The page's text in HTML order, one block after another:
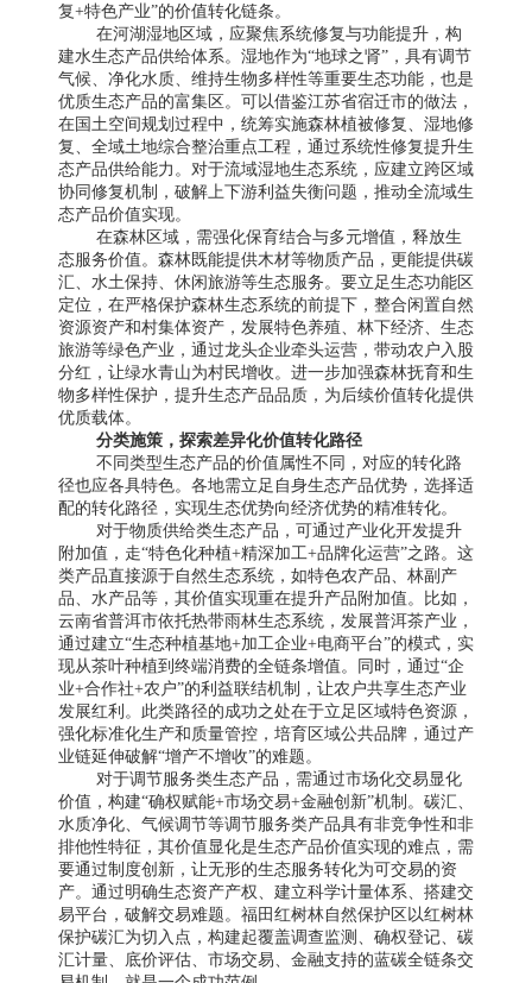
复+特色产业”的价值转化链条。
在河湖湿地区域，应聚焦系统修复与功能提升，构
建水生态产品供给体系。湿地作为“地球之肾”，具有调节
气候、净化水质、维持生物多样性等重要生态功能，也是
优质生态产品的富集区。可以借鉴江苏省宿迁市的做法，
在国土空间规划过程中，统筹实施森林植被修复、湿地修
复、全域土地综合整治重点工程，通过系统性修复提升生
态产品供给能力。对于流域湿地生态系统，应建立跨区域
协同修复机制，破解上下游利益失衡问题，推动全流域生
态产品价值实现。
在森林区域，需强化保育结合与多元增值，释放生
态服务价值。森林既能提供木材等物质产品，更能提供碳
汇、水土保持、休闲旅游等生态服务。要立足生态功能区
定位，在严格保护森林生态系统的前提下，整合闲置自然
资源资产和村集体资产，发展特色养殖、林下经济、生态
旅游等绿色产业，通过龙头企业牵头运营，带动农户入股
分红，让绿水青山为村民增收。进一步加强森林抚育和生
物多样性保护，提升生态产品品质，为后续价值转化提供
优质载体。
分类施策，探索差异化价值转化路径
不同类型生态产品的价值属性不同，对应的转化路
径也应各具特色。各地需立足自身生态产品优势，选择适
配的转化路径，实现生态优势向经济优势的精准转化。
对于物质供给类生态产品，可通过产业化开发提升
附加值，走“特色化种植+精深加工+品牌化运营”之路。这
类产品直接源于自然生态系统，如特色农产品、林副产
品、水产品等，其价值实现重在提升产品附加值。比如，
云南省普洱市依托热带雨林生态系统，发展普洱茶产业，
通过建立“生态种植基地+加工企业+电商平台”的模式，实
现从茶叶种植到终端消费的全链条增值。同时，通过“企
业+合作社+农户”的利益联结机制，让农户共享生态产业
发展红利。此类路径的成功之处在于立足区域特色资源，
强化标准化生产和质量管控，培育区域公共品牌，通过产
业链延伸破解“增产不增收”的难题。
对于调节服务类生态产品，需通过市场化交易显化
价值，构建“确权赋能+市场交易+金融创新”机制。碳汇、
水质净化、气候调节等调节服务类产品具有非竞争性和非
排他性特征，其价值显化是生态产品价值实现的难点，需
要通过制度创新，让无形的生态服务转化为可交易的资
产。通过明确生态资产产权、建立科学计量体系、搭建交
易平台，破解交易难题。福田红树林自然保护区以红树林
保护碳汇为切入点，构建起覆盖调查监测、确权登记、碳
汇计量、底价评估、市场交易、金融支持的蓝碳全链条交